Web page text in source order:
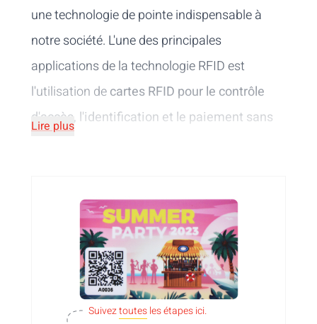
une technologie de pointe indispensable à
notre société. L'une des principales
applications de la technologie RFID est
l'utilisation decartes RFID pour le contrôle
d'accès, l'identification et le paiement sans
, descartes en papier(variante
écologique) et des
cartes en PET-G. Nous
imprimons les badges RFID avecvotre visuel
en quadrichromiesur 1 ou 2 faces. Les cartes
Lire plus
Suiveztoutesles étapes ici.